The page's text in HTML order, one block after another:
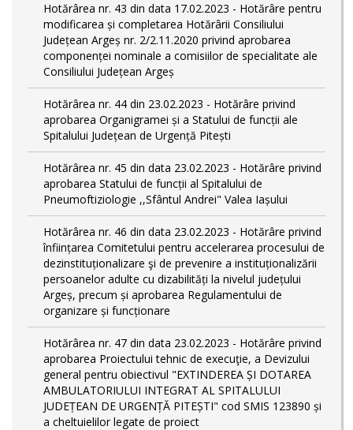
Hotărârea nr. 43 din data 17.02.2023 - Hotărâre pentru
modificarea și completarea Hotărârii Consiliului
Județean Argeș nr. 2/2.11.2020 privind aprobarea
componenței nominale a comisiilor de specialitate ale
Consiliului Județean Argeș
Hotărârea nr. 44 din 23.02.2023 - Hotărâre privind
aprobarea Organigramei și a Statului de funcții ale
Spitalului Județean de Urgență Pitești
Hotărârea nr. 45 din data 23.02.2023 - Hotărâre privind
aprobarea Statului de funcții al Spitalului de
Pneumoftiziologie ,,Sfântul Andrei" Valea Iașului
Hotărârea nr. 46 din data 23.02.2023 - Hotărâre privind
înființarea Comitetului pentru accelerarea procesului de
dezinstituționalizare şi de prevenire a instituționalizării
persoanelor adulte cu dizabilități la nivelul județului
Argeș, precum și aprobarea Regulamentului de
organizare și funcționare
Hotărârea nr. 47 din data 23.02.2023 - Hotărâre privind
aprobarea Proiectului tehnic de execuţie, a Devizului
general pentru obiectivul "EXTINDEREA ȘI DOTAREA
AMBULATORIULUI INTEGRAT AL SPITALULUI
JUDEȚEAN DE URGENȚĂ PITEȘTI" cod SMIS 123890 și
a cheltuielilor legate de proiect